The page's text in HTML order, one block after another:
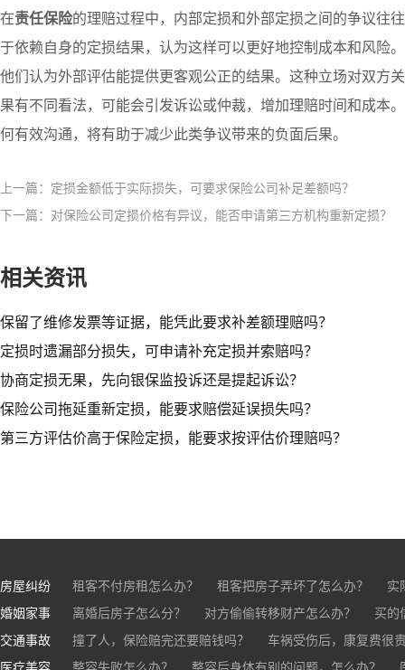
在责任保险的理赔过程中，内部定损和外部定损之间的争议往
于依赖自身的定损结果，认为这样可以更好地控制成本和风险
他们认为外部评估能提供更客观公正的结果。这种立场对双方
果有不同看法，可能会引发诉讼或仲裁，增加理赔时间和成本
何有效沟通，将有助于减少此类争议带来的负面后果。
上一篇：定损金额低于实际损失，可要求保险公司补足差额吗？
下一篇：对保险公司定损价格有异议，能否申请第三方机构重新定损？
相关资讯
保留了维修发票等证据，能凭此要求补差额理赔吗？
定损时遗漏部分损失，可申请补充定损并索赔吗？
协商定损无果，先向银保监投诉还是提起诉讼？
保险公司拖延重新定损，能要求赔偿延误损失吗？
第三方评估价高于保险定损，能要求按评估价理赔吗？
房屋纠纷 租客不付房租怎么办？ 租客把房子弄坏了怎么办？
实
房东不退押金怎么办？
买房的定金能退吗？ 买的房子
婚姻家事 离婚后房子怎么分？ 对方偷偷转移财产怎么办？
买的
离婚了公司股权怎么处理？
离婚后财产怎么分？
交通事故 撞了人，保险赔完还要赔钱吗？
车祸受伤后，康复费很
交通事故中，医保和对方赔偿能同时拿吗？
车祸导致人
医疗美容 整容失败怎么办？ 整容后身体有别的问题，怎么办？